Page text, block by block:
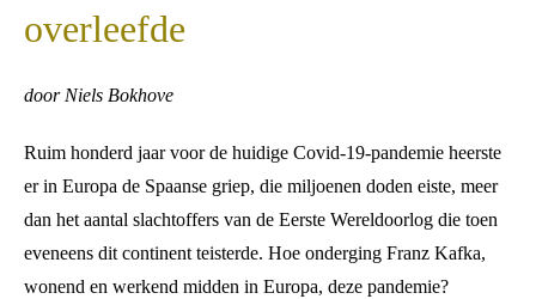
overleefde
door Niels Bokhove
Ruim honderd jaar voor de huidige Covid-19-pandemie heerste
er in Europa de Spaanse griep, die miljoenen doden eiste, meer
dan het aantal slachtoffers van de Eerste Wereldoorlog die toen
eveneens dit continent teisterde. Hoe onderging Franz Kafka,
wonend en werkend midden in Europa, deze pandemie?